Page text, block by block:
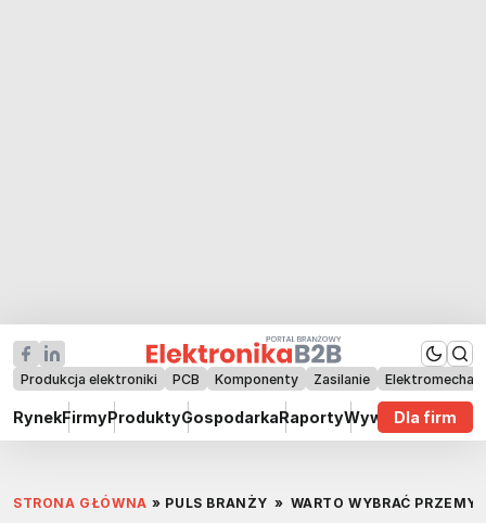
Produkcja elektroniki PCB Komponenty Zasilanie
RynekFirmyProduktyGospodarkaRaportyWywiadyDla firm
STRONA GŁÓWNA » PULS BRANŻY » WARTO WYBRAĆ